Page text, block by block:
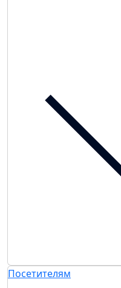
Посетителям